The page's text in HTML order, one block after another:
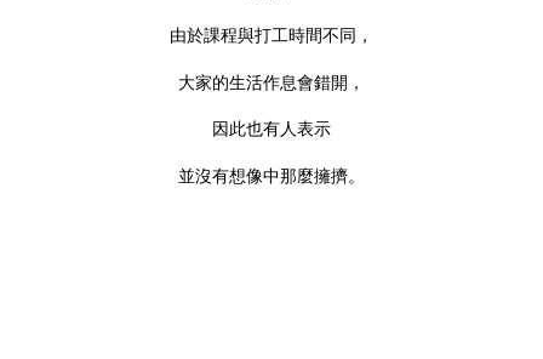
由於課程與打工時間不同，
大家的生活作息會錯開，
因此也有人表示
並沒有想像中那麼擁擠。